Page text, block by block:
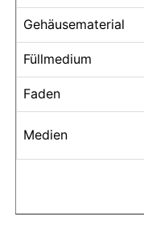
Druckprüfsätze
Gehäusematerial
Füllmedium
Faden
Medien